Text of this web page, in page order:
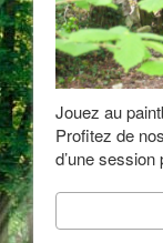
Jouez au
Profitez de
d’une